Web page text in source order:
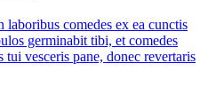
comedes ex ea cunctis
germinabit tibi, et comedes
vesceris pane, donec revertaris